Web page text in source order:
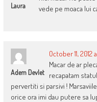
Laura
vede pe moaca lui
Adem Devlet
October 11, 2012
Macar de ar
recapatam
pervertiti si parsivi !
orice ora imi dau putere sa